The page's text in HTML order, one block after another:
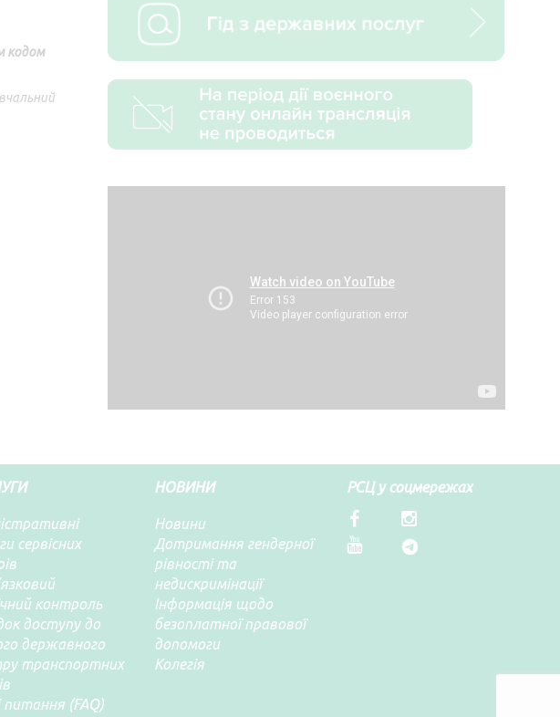
кодом
сервісних
контроль
доступу до
державного
транспортних
питання (FAQ)
НОВИНИ
Новини
Дотримання гендерної
рівності та
недискримінації
Інформація щодо
безоплатної правової
допомоги
Колегія
РСЦ у соцмережах